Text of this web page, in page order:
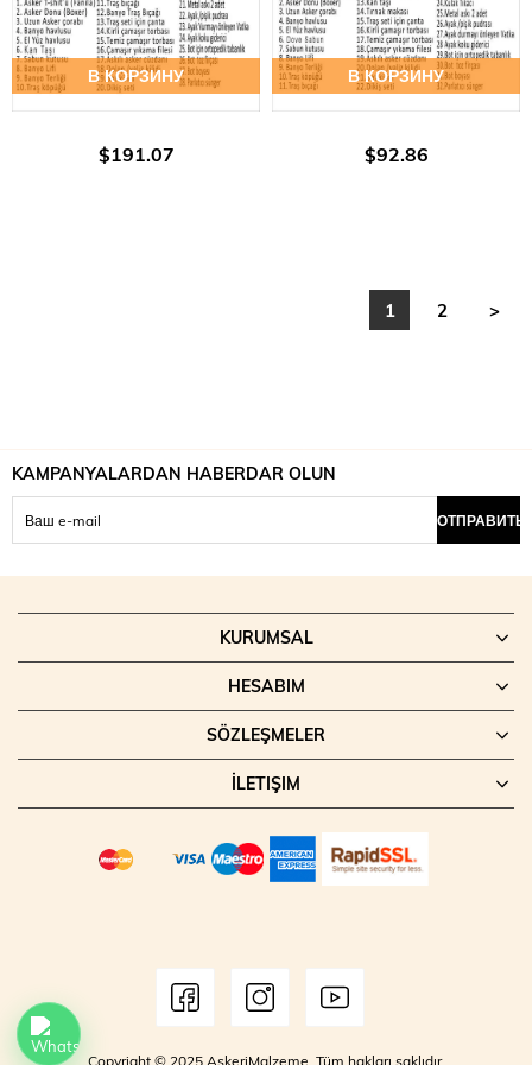
В КОРЗИНУ
$191.07
В КОРЗИНУ
$92.86
1 2 >
KAMPANYALARDAN HABERDAR OLUN
ОТПРАВИТЬ
KURUMSAL
HESABIM
SÖZLEŞMELER
İLETIŞIM
Copyright © 2025 AskeriMalzeme. Tüm hakları saklıdır.